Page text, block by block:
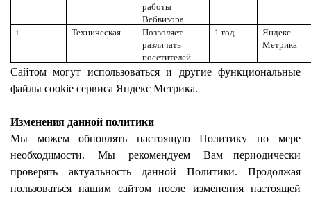
работы
Вебвизора
i Техническая
Позволяет
различать
посетителей
1 год
Яндекс
Метрика
Сайтом могут использоваться и другие функциональные
файлы cookie сервиса Яндекс Метрика.
Изменения даннойполитики
Мы
можем обновлять настоящую Политику по
мере
необходимости.
Мы рекомендуем
Вам периодически
проверять
актуальность данной Политики.
Продолжая
пользоваться
нашим сайтом после изменения настоящей